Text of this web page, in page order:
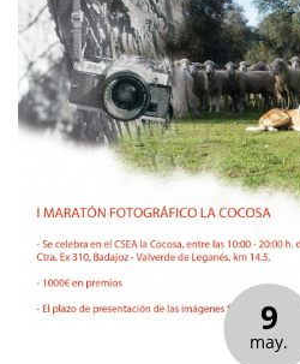
9
may.